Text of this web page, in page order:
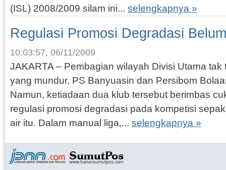
(ISL) 2008/2009 silam ini... selengkapnya »
Regulasi Promosi Degradasi
10:03:57, 06/11/2009
JAKARTA – Pembagian wilayah Divisi Utama tak
yang mundur, PS Banyuasin dan Persibom
Namun, ketiadaan dua klub tersebut berimbas
regulasi promosi degradasi pada kompetisi
air itu. Dalam manual liga,... selengkapnya »